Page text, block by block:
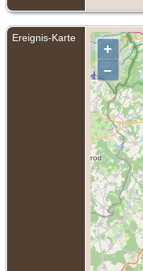
Ereignis-Karte
+
–